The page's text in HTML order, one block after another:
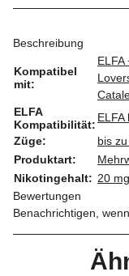
Beschreibung
Kompatibel
mit:
ELFA
ELFA
Kompatibilität:
ELFA
Züge:
bis
Produktart:
Nikotingehalt: 20 mg
Bewertungen
Benachrichtigen,